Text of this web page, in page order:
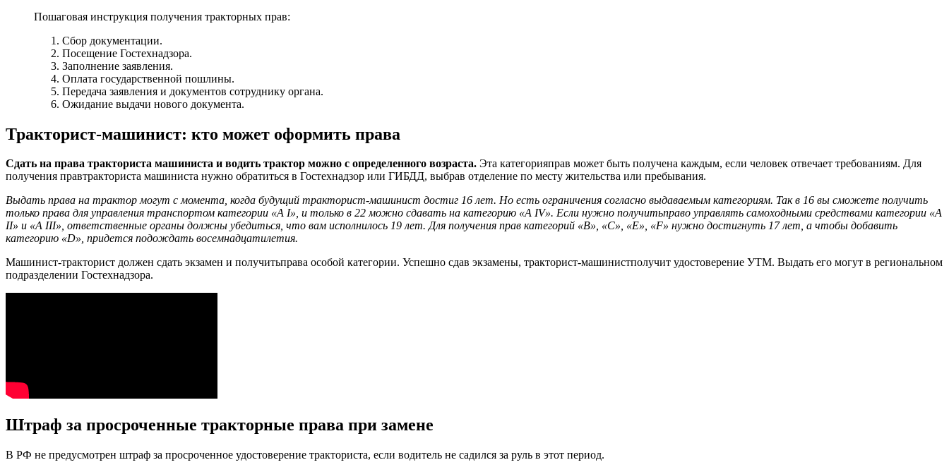
Пошаговая инструкция получения тракторных прав:
Сбор документации.
Посещение Гостехнадзора.
Заполнение заявления.
Оплата государственной пошлины.
Передача заявления и документов сотруднику органа.
Ожидание выдачи нового документа.
Тракторист-машинист: кто может оформить права
Сдать на права тракториста машиниста и водить трактор можно с определенного возраста. Эта категорияправ может быть получена каждым, если человек отвечает требованиям. Для
получения правтракториста машиниста нужно обратиться в Гостехнадзор или ГИБДД, выбрав отделение по месту жительства или пребывания.
Выдать права на трактор могут с момента, когда будущий тракторист-машинист достиг 16 лет. Но есть ограничения согласно выдаваемым категориям. Так в 16 вы сможете получить
только права для управления транспортом категории «А I», и только в 22 можно сдавать на категорию «А IV». Если нужно получитьправо управлять самоходными средствами категории «А
II» и «А III», ответственные органы должны убедиться, что вам исполнилось 19 лет. Для получения прав категорий «В», «С», «Е», «F» нужно достигнуть 17 лет, а чтобы добавить
категорию «D», придется подождать восемнадцатилетия.
Машинист-тракторист должен сдать экзамен и получитьправа особой категории. Успешно сдав экзамены, тракторист-машинистполучит удостоверение УТМ. Выдать его могут в региональном
подразделении Гостехнадзора.
Штраф за просроченные тракторные права при замене
В РФ не предусмотрен штраф за просроченное удостоверение тракториста, если водитель не садился за руль в этот период.